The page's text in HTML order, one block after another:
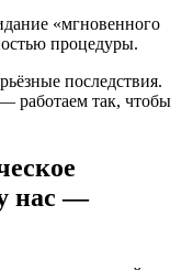
«мгновенного
процедуры.
последствия.
работаем так, чтобы
нас —